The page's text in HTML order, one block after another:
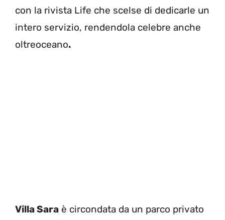
con la rivista Life che scelse di dedicarle un
intero servizio, rendendola celebre anche
oltreoceano.
Villa Sara è circondata da un parco privato